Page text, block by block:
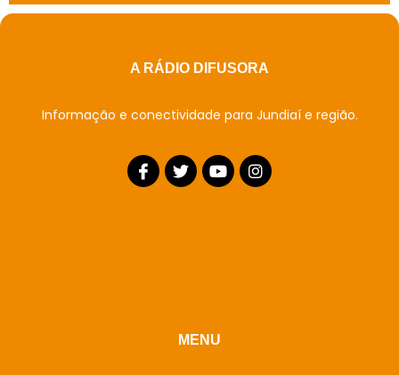
A RÁDIO DIFUSORA
Informação e conectividade para Jundiaí e região.
MENU